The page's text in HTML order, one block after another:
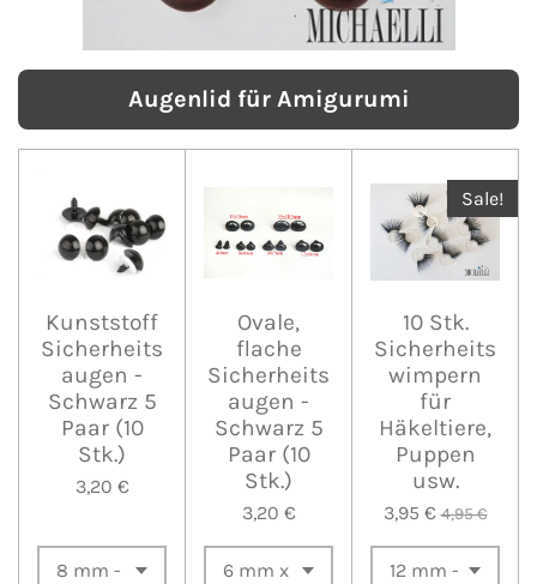
Augenlid für Amigurumi
Kunststoff
Sicherheits
augen -
Schwarz 5
Paar (10
Stk.)
3,20 €
Ovale,
flache
Sicherheits
augen -
Schwarz 5
Paar (10
Stk.)
3,20 €
Sale!
10 Stk.
Sicherheits
wimpern
für
Häkeltiere,
Puppen
usw.
3,95 € 4,95 €